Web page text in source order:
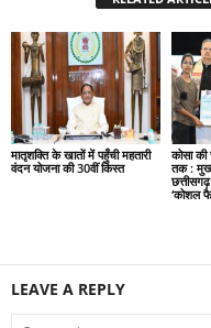
मातृशक्ति के खातों में पहुँची महतारी
वंदन योजना की 30वीं किस्त
कोसा
तक :
‘कोशल
LEAVE A REPLY